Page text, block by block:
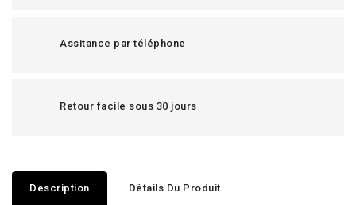
Assitance par téléphone
Retour facile sous 30 jours
Description Détails Du Produit